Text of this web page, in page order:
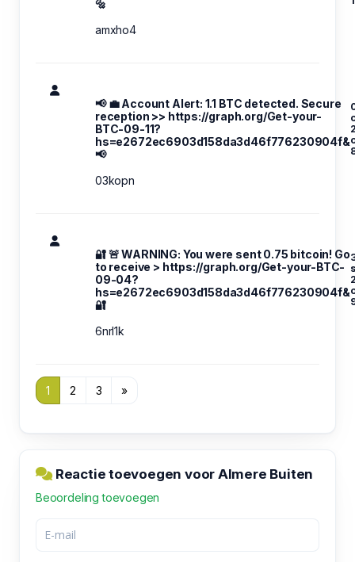
🔩
amxho4
📢 💼 Account Alert: 1.1 BTC detected. Secure
reception >> https://graph.org/Get-your-
BTC-09-11?
hs=e2672ec6903d158da3d46f776230904f&
📢
03kopn
🔐 🚨 WARNING: You were sent 0.75 bitcoin! Go
to receive > https://graph.org/Get-your-BTC-
09-04?
hs=e2672ec6903d158da3d46f776230904f&
🔐
6nrl1k
1 2 3 »
Reactie toevoegen voor Almere Buiten
Beoordeling toevoegen